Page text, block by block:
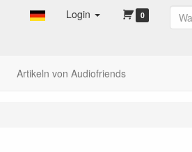
Login 0
Artikeln von Audiofriends